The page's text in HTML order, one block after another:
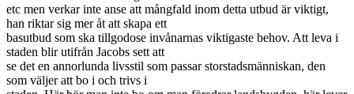
etc men verkar inte anse att mångfald inom detta utbud är viktigt,
han riktar sig mer åt att skapa ett
basutbud som ska tillgodose invånarnas viktigaste behov. Att leva i
staden blir utifrån Jacobs sett att
se det en annorlunda livsstil som passar storstadsmänniskan, den
som väljer att bo i och trivs i